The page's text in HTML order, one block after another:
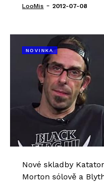
LooMis - 2012-07-08
NOVINKA
Nové skladby
Morton sólově a